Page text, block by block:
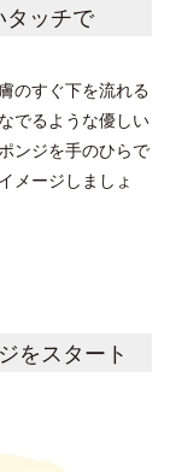
タッチで
のすぐ下を流れる
でるような優しい
ンジを手のひらで
メージしましょ
をスタート